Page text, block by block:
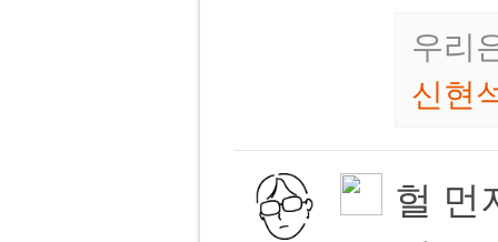
우리
신현
헐 먼